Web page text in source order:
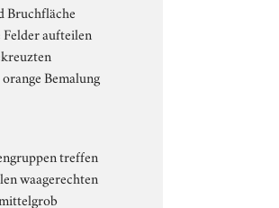
Bruchfläche
aufteilen
Bemalung
treffen
waagerechten